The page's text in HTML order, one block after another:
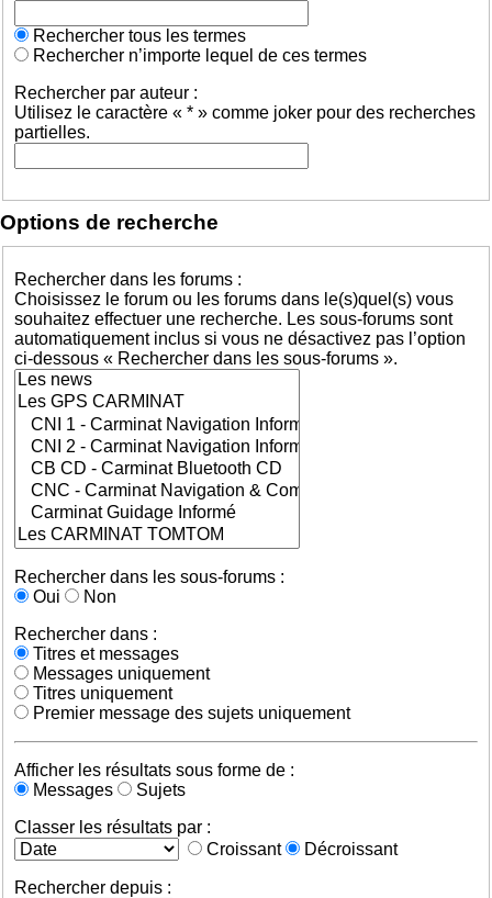
Rechercher tous les termes
Rechercher n’importe lequel de ces termes
Rechercher par auteur :
Utilisez le caractère « * » comme joker pour des recherches
partielles.
Options de recherche
Rechercher dans les forums :
Choisissez le forum ou les forums dans le(s)quel(s) vous
souhaitez effectuer une recherche. Les sous-forums sont
automatiquement inclus si vous ne désactivez pas l’option
ci-dessous « Rechercher dans les sous-forums ».
Rechercher dans les sous-forums :
Oui
Non
Rechercher dans :
Titres et messages
Messages uniquement
Titres uniquement
Premier message des sujets uniquement
Afficher les résultats sous forme de :
Messages
Sujets
Classer les résultats par :
Croissant
Décroissant
Rechercher depuis :